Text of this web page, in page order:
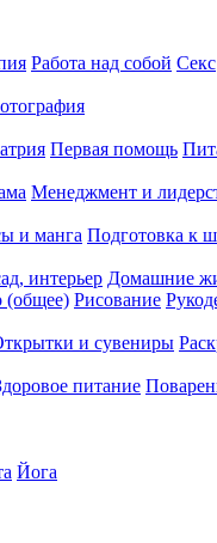
Работа над собой Секс
Первая помощь
Менеджмент и
и манга Подготовка к
интерьер Домашние
(общее) Рисование
и сувениры
питание
Йога